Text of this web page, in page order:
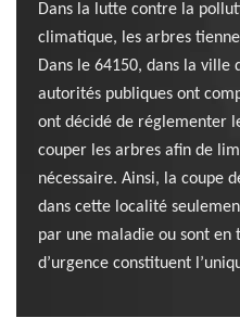
Dans la lutte contre la
climatique, les arbres
Dans le 64150, dans la
autorités publiques ont
ont décidé de réglementer
couper les arbres afin de
nécessaire. Ainsi, la coupe
dans cette localité
par une maladie ou sont en
d’urgence constituent